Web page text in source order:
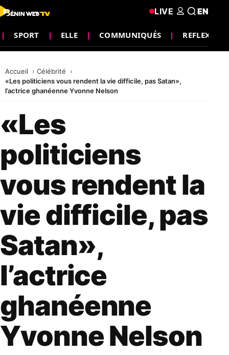
SPORT ELLE COMMUNIQUÉS REFLEXION
LIVE EN
Accueil
Célébrité
«Les politiciens vous rendent la vie difficile, pas Satan»,
l’actrice ghanéenne Yvonne Nelson
«Les
politiciens
vous rendent la
vie difficile, pas
Satan»,
l’actrice
ghanéenne
Yvonne Nelson